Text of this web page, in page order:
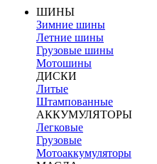
ШИНЫ
Зимние шины
Летние шины
Грузовые шины
Мотошины
ДИСКИ
Литые
Штампованные
АККУМУЛЯТОРЫ
Легковые
Грузовые
Мотоаккумуляторы